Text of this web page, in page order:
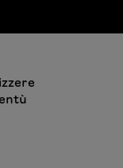
principale